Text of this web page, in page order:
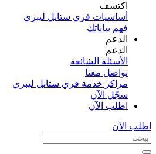
اكتشف​
أساسيات فري ستايل ليبري
فهم بياناتك
الدعم
الدعم
الأسئلة الشائعة
تواصل معنا
مراكز خدمة فري ستايل ليبري
سجّل الآن​
اطلب الآن
اطلب الآن